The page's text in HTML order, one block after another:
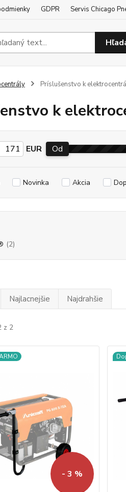
GDPR Servis Chicago
Príslušenstvo k
k
EUR Od
Novinka Akcia
(2)
Najlacnejšie Najdrahšie
z 2
- 3 %